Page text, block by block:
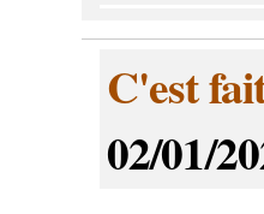
C'est
02/01/